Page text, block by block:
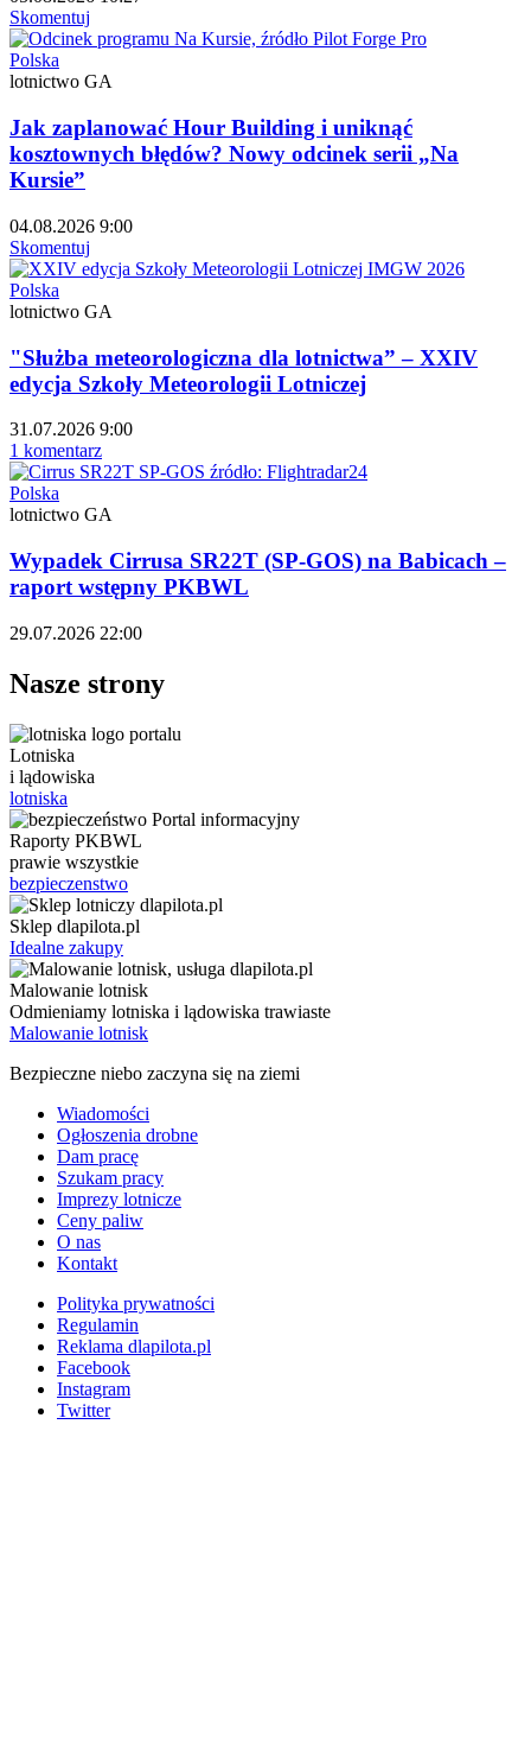
Skomentuj
Polska
lotnictwo GA
Jak zaplanować Hour Building i uniknąć
kosztownych błędów? Nowy odcinek serii „Na
Kursie”
04.08.2026 9:00
Skomentuj
Polska
lotnictwo GA
"Służba meteorologiczna dla lotnictwa” – XXIV
edycja Szkoły Meteorologii Lotniczej
31.07.2026 9:00
1 komentarz
Polska
lotnictwo GA
Wypadek Cirrusa SR22T (SP-GOS) na Babicach –
raport wstępny PKBWL
29.07.2026 22:00
Nasze strony
Lotniska
i lądowiska
lotniska
Raporty PKBWL
prawie wszystkie
bezpieczenstwo
Sklep dlapilota.pl
Idealne zakupy
Malowanie lotnisk
Odmieniamy lotniska i lądowiska trawiaste
Malowanie lotnisk
Bezpieczne niebo zaczyna się na ziemi
Wiadomości
Ogłoszenia drobne
Dam pracę
Szukam pracy
Imprezy lotnicze
Ceny paliw
O nas
Kontakt
Polityka prywatności
Regulamin
Reklama dlapilota.pl
Facebook
Instagram
Twitter